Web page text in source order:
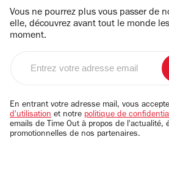
Vous ne pourrez plus vous passer de
elle, découvrez avant tout le monde
moment.
email
En entrant votre adresse mail, vous
d'utilisation et notre politique de
emails de Time Out à propos de l'actualité,
promotionnelles de nos partenaires.